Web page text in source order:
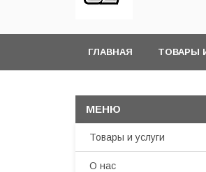
ГЛАВНАЯ ТОВАРЫ
Товары и услуги
О нас